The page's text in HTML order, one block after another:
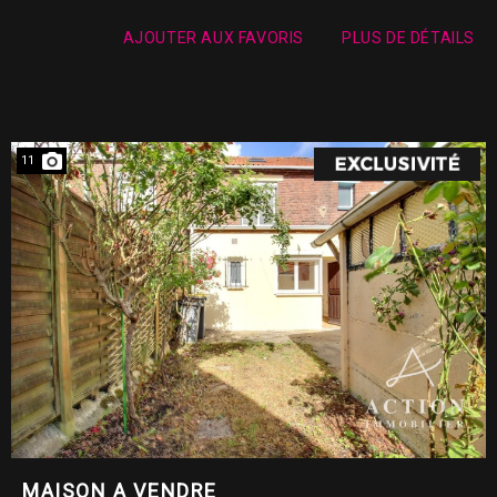
AJOUTER AUX FAVORIS PLUS DE DÉTAILS
11
MAISON A VENDRE